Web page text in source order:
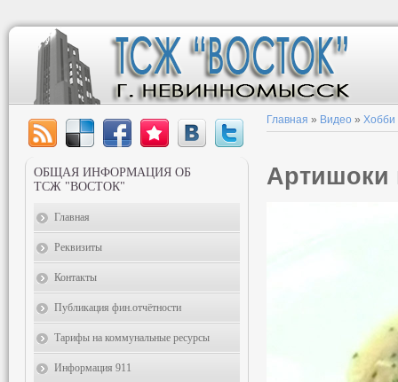
Главная » Видео » Хобби
Артишоки
ОБЩАЯ ИНФОРМАЦИЯ ОБ
ТСЖ "ВОСТОК"
Главная
Реквизиты
Контакты
Публикация фин.отчётности
Тарифы на коммунальные ресурсы
Информация 911